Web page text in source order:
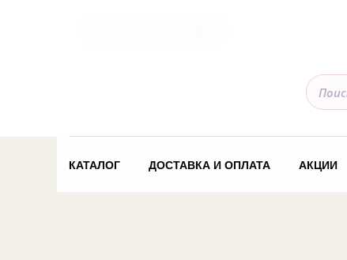
КАТАЛОГ ДОСТАВКА И ОПЛАТА АКЦИИ